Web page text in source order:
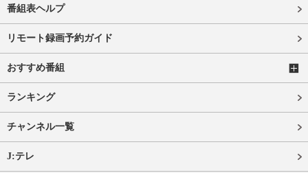
番組表ヘルプ
リモート録画予約ガイド
おすすめ番組
ランキング
チャンネル一覧
J:テレ